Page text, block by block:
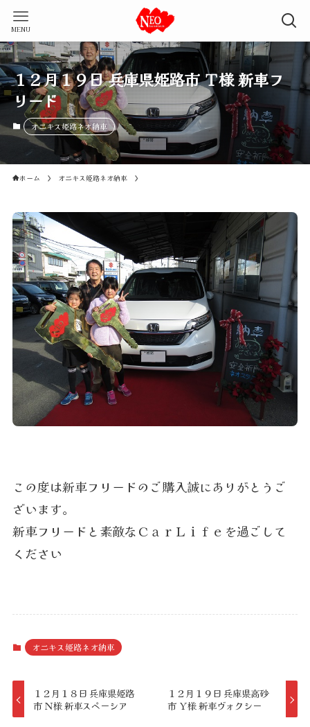
MENU
１２月１９日 兵庫県姫路市 Ｔ様 新車フ
リード
オニキス姫路ネオ納車
ホーム オニキス姫路ネオ納車
この度は新車フリードのご購入誠にありがとうご
ざいます。
新車フリードと素敵なＣａｒＬｉｆｅを過ごして
ください
オニキス姫路ネオ納車
１２月１８日 兵庫県姫路
市 Ｎ様 新車スペーシア
１２月１９日 兵庫県高砂
市 Ｙ様 新車ヴォクシー